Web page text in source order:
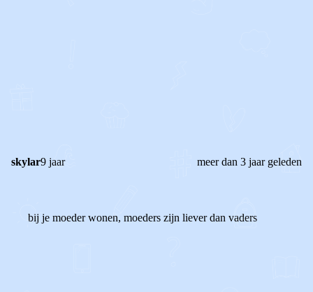
skylar9 jaar meer dan 3 jaar geleden
bij je moeder wonen, moeders zijn liever dan vaders